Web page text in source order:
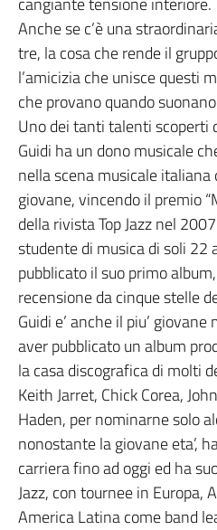
Anche se c’è una
tre, la cosa che rende il
l’amicizia che unisce questi
che provano quando
Uno dei tanti talenti scoperti
Guidi ha un dono musicale
nella scena musicale
giovane, vincendo il premio
della rivista Top Jazz nel
studente di musica di soli 22
pubblicato il suo primo
recensione da cinque stelle
Guidi e’ anche il piu’
aver pubblicato un album
la casa discografica di molti
Keith Jarret, Chick Corea,
Haden, per nominarne solo
nonostante la giovane eta’,
carriera fino ad oggi ed ha
Jazz, con tournee in Europa,
America Latina come band